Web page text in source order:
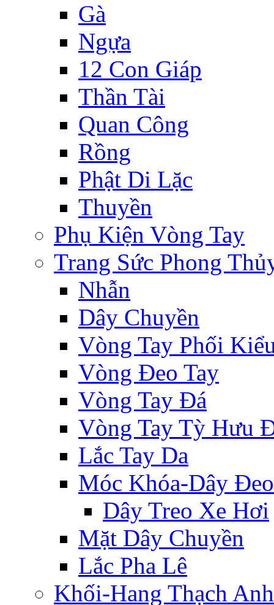
Gà
Ngựa
12 Con Giáp
Thần Tài
Quan Công
Rồng
Phật Di Lặc
Thuyền
Phụ Kiện Vòng Tay
Trang Sức Phong
Nhẫn
Dây Chuyền
Vòng Tay Phối
Vòng Đeo Tay
Vòng Tay Đá
Vòng Tay Tỳ Hưu
Lắc Tay Da
Móc Khóa-Dây Đeo
Dây Treo Xe Hơi
Mặt Dây Chuyền
Lắc Pha Lê
Khối-Hang Thạch Anh